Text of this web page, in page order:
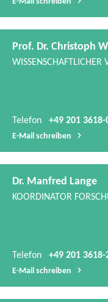
WISSENSCHAFTLICHER
Telefon +49 201 3618-
Dr. Manfred Lange
KOORDINATOR
Telefon +49 201 3618-
Alexandra Botor
KAUFMÄNNISCHE
GWI SERVICES